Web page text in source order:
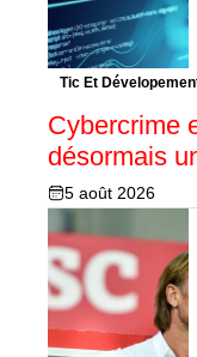
Tic Et
Cybercrime
désormais
5 août 2026